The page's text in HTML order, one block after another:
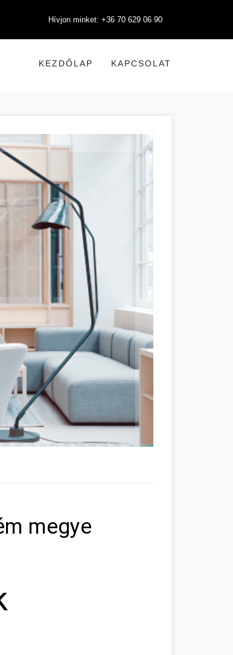
Hívjon minket: +36 70 629 06 90
KEZDŐLAP KAPCSOLAT
megye